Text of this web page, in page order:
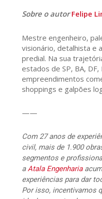
Sobre o autorFelipe
Mestre engenheiro,
visionário, detalhista e
predial. Na sua
estados de SP, BA, DF,
empreendimentos
shoppings e galpões
——
Com 27 anos de
civil, mais de 1.900
segmentos e
aAtala Engenharia
experiências para dar
Por isso, incentivamos